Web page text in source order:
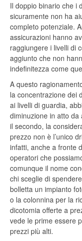
Il doppio binario che i
sicuramente non ha
completo potenziale.
assicurazioni hanno
raggiungere i livelli di
aggiunto che non
indefinitezza come
A questo
la concentrazione dei
ai livelli di guardia,
diminuzione in atto
il secondo, la
prezzo non è l’unico
infatti, anche a fronte
operatori che
comunque il nome
chi sceglie di
bolletta un impianto
o la colonnina per la
dicotomia offerte a
vede le prime essere
prezzi più alti.